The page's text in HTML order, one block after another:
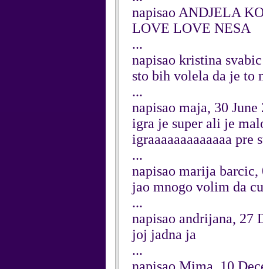
napisao ANDJELA
LOVE LOVE NESA
...
napisao kristina
sto bih volela da je to
...
napisao maja, 30 June
igra je super ali je
igraaaaaaaaaaaaa
...
napisao marija barcic,
jao mnogo volim da
...
napisao andrijana, 27
joj jadna ja
...